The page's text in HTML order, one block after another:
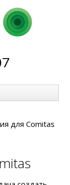
для Comitas